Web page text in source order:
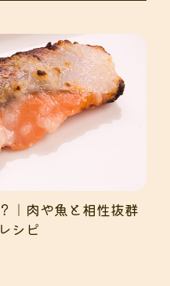
｜肉や魚と相性抜群
シピ